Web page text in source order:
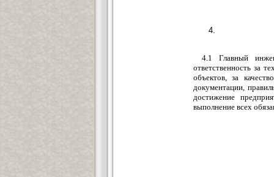
4.1 Главный
ответственность за
объектов, за
документации,
достижение
выполнение всех